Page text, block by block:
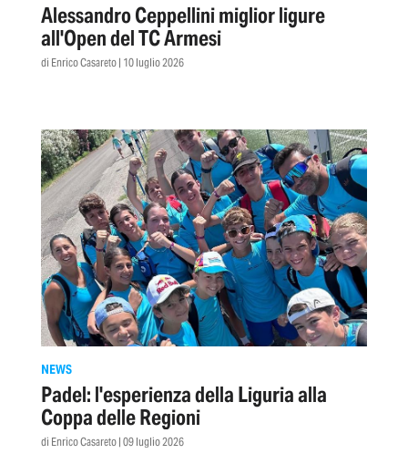
Alessandro Ceppellini miglior ligure
all'Open del TC Armesi
di Enrico Casareto | 10 luglio 2026
NEWS
Padel: l'esperienza della Liguria alla
Coppa delle Regioni
di Enrico Casareto | 09 luglio 2026